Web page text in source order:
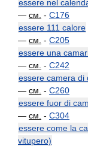
essere nel
— см. - C176
essere 111 calore
— см. - C205
essere una
— см. - C242
essere camera di
— см. - C260
essere fuor di
— см. - C304
essere come la
vitupero)